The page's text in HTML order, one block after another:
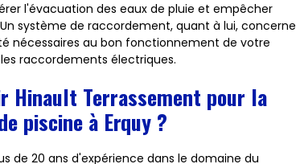
l'évacuation des eaux de pluie et empêcher
système de raccordement, quant à lui, concerne
nécessaires au bon fonctionnement de votre
raccordements électriques.
Hinault Terrassement pour la
piscine à Erquy ?
de 20 ans d'expérience dans le domaine du